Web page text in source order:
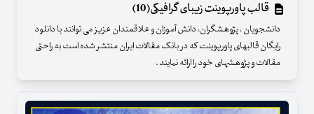
قالب پاورپوینت زیبای گرافیکی(10)
دانشجویان ، پژوهشگران، دانش آموزان و علاقمندان عزیز می توانند با دانلود
رایگان قالبهای پاورپوینت که در بانک مقالات ایران منتشر شده است به راحتی
مقالات و پژوهشهای خود را ارائه نمایند .